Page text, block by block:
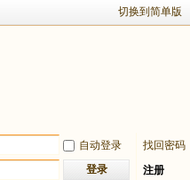
切换到简单版
自动登录
找回密码
登录 注册